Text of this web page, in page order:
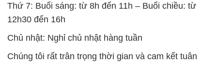
Thứ 7: Buổi sáng: từ 8h đến 11h – Buổi chiều: từ
12h30 đến 16h
Chủ nhật: Nghỉ chủ nhật hàng tuần
Chúng tôi rất trân trọng thời gian và cam kết tuân